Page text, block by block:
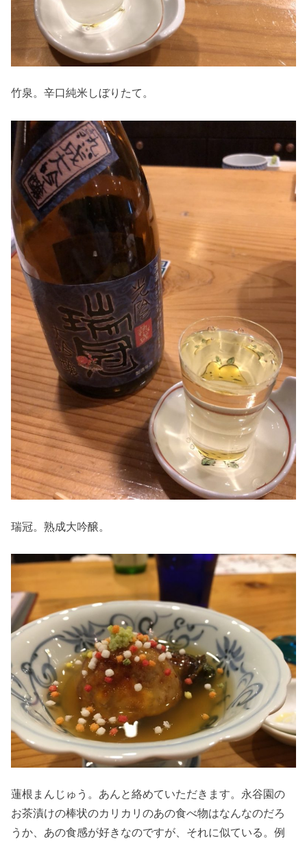
竹泉。辛口純米しぼりたて。
瑞冠。熟成大吟醸。
蓮根まんじゅう。あんと絡めていただきます。永谷園の
お茶漬けの棒状のカリカリのあの食べ物はなんなのだろ
うか、あの食感が好きなのですが、それに似ている。例